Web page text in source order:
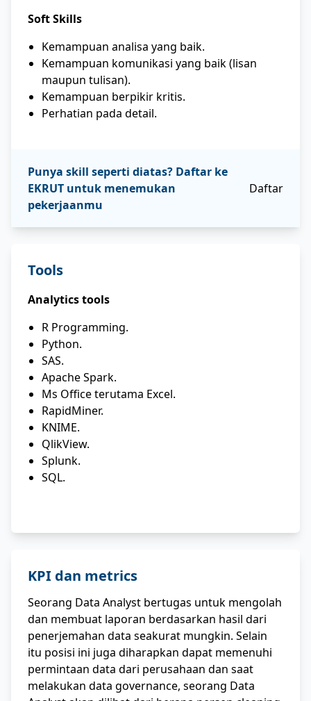
Soft Skills
Kemampuan analisa yang baik.
Kemampuan komunikasi yang baik (lisan
maupun tulisan).
Kemampuan berpikir kritis.
Perhatian pada detail.
Punya skill seperti diatas? Daftar ke
EKRUT untuk menemukan
pekerjaanmu
Daftar
Tools
Analytics tools
R Programming.
Python.
SAS.
Apache Spark.
Ms Office terutama Excel.
RapidMiner.
KNIME.
QlikView.
Splunk.
SQL.
KPI dan metrics
Seorang Data Analyst bertugas untuk mengolah
dan membuat laporan berdasarkan hasil dari
penerjemahan data seakurat mungkin. Selain
itu posisi ini juga diharapkan dapat memenuhi
permintaan data dari perusahaan dan saat
melakukan data governance, seorang Data